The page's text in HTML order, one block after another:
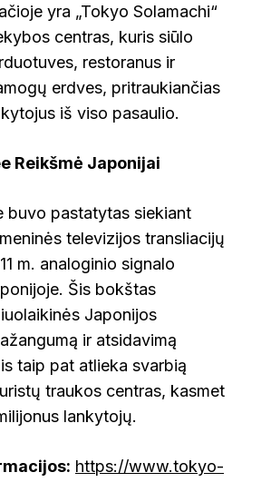
yra „Tokyo Solamachi“
centras, kuris siūlo
restoranus ir
erdves, pritraukiančias
iš viso pasaulio.
Reikšmė Japonijai
buvo pastatytas siekiant
televizijos transliacijų
m. analoginio signalo
Šis bokštas
Japonijos
ir atsidavimą
taip pat atlieka svarbią
traukos centras, kasmet
lankytojų.
https://www.tokyo-